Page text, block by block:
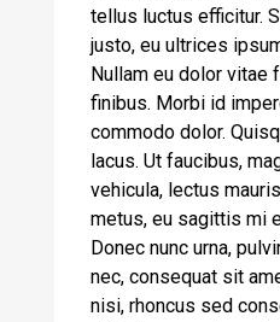
tellus luctus efficitur.
justo, eu ultrices
Nullam eu dolor
finibus. Morbi id
commodo dolor.
lacus. Ut faucibus,
vehicula, lectus
metus, eu sagittis mi
Donec nunc urna,
nec, consequat sit
nisi, rhoncus sed